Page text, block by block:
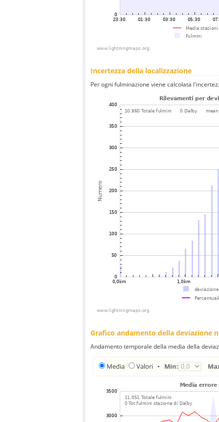
Incertezza della localizzazione
Per ogni fulminazione viene calcolata
Grafico andamento della deviazione
Andamento temporale della media della
Media Valori • Min: